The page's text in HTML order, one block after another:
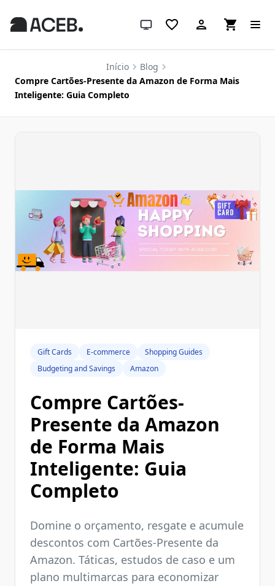
Tema do sistema (clique para
Início
Blog
Compre Cartões-Presente da Amazon de Forma Mais
Inteligente: Guia Completo
Gift Cards E-commerce
Shopping Guides
Budgeting and Savings
Amazon
Compre Cartões-
Presente da Amazon
de Forma Mais
Inteligente: Guia
Completo
Domine o orçamento, resgate e acumule
descontos com Cartões-Presente da
Amazon. Táticas, estudos de caso e um
plano multimarcas para economizar